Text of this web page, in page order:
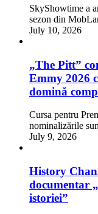
SkyShowtime a
sezon din
July 10, 2026
„The Pitt”
Emmy 2026
domină
Cursa pentru
nominalizările
July 9, 2026
History
documentar
istoriei”